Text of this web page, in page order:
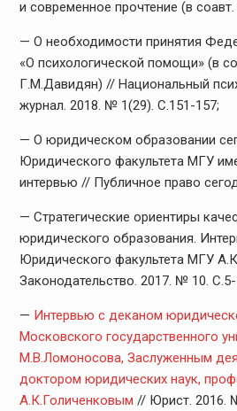
и современное прочтение (в
— О необходимости принятия
«О психологической помощи» (в
Г.М.Давидян) // Национальный
журнал. 2018. № 1(29). С.151-157;
— О юридическом образовании
Юридического факультета МГУ
интервью // Публичное право
— Стратегические ориентиры
юридического образования.
Юридического факультета МГУ
Законодательство. 2017. № 10. С.5-
— Интервью с деканом
Московского государственного
М.В.Ломоносова, Заслуженным
доктором юридических наук,
А.К.Голиченковым // Юрист. 2016.